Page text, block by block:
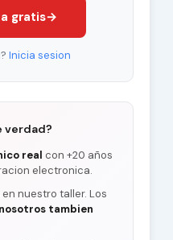
gratis→
Inicia sesion
verdad?
real con +20 años
electronica.
nuestro taller. Los
tambien